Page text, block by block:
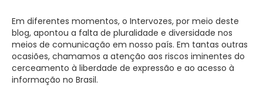
Em diferentes momentos, o Intervozes, por meio deste
blog, apontou a falta de pluralidade e diversidade nos
meios de comunicação em nosso país. Em tantas outras
ocasiões, chamamos a atenção aos riscos iminentes do
cerceamento à liberdade de expressão e ao acesso à
informação no Brasil.